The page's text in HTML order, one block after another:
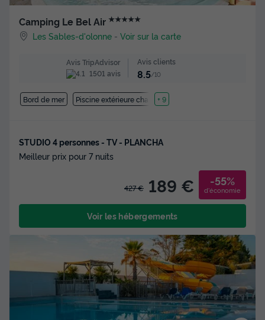
Camping Le Bel Air ★★★★★
Les Sables-d'olonne -Voir sur la carte
Avis TripAdvisor
1501 avis
Avis clients
8.5/10
Bord de mer Piscine extérieure chauffée
+ 9
STUDIO 4 personnes - TV - PLANCHA
Meilleur prix pour 7 nuits
427 € 189 € -55%
d'économie
Voir les hébergements